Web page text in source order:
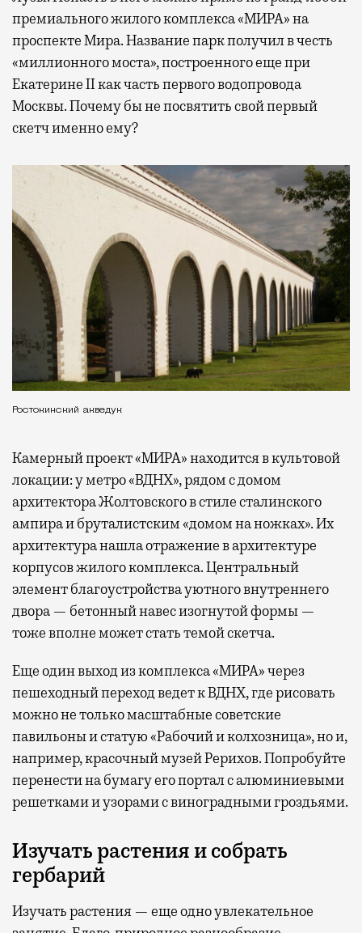
премиального жилого комплекса «МИРА» на
проспекте Мира. Название парк получил в честь
«миллионного моста», построенного еще при
Екатерине II как часть первого водопровода
Москвы. Почему бы не посвятить свой первый
скетч именно ему?
Ростокинский акведук
Камерный проект «МИРА» находится в культовой
локации: у метро «ВДНХ», рядом с домом
архитектора Жолтовского в стиле сталинского
ампира и бруталистским «домом на ножках». Их
архитектура нашла отражение в архитектуре
корпусов жилого комплекса. Центральный
элемент благоустройства уютного внутреннего
двора — бетонный навес изогнутой формы —
тоже вполне может стать темой скетча.
Еще один выход из комплекса «МИРА» через
пешеходный переход ведет к ВДНХ, где рисовать
можно не только масштабные советские
павильоны и статую «Рабочий и колхозница», но и,
например, красочный музей Рерихов. Попробуйте
перенести на бумагу его портал с алюминиевыми
решетками и узорами с виноградными гроздьями.
Изучать растения и собрать
гербарий
Изучать растения — еще одно увлекательное